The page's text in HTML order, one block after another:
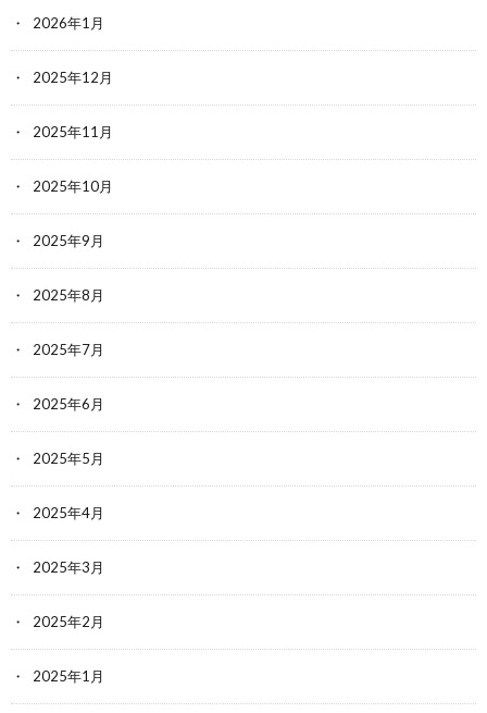
2026年1月
2025年12月
2025年11月
2025年10月
2025年9月
2025年8月
2025年7月
2025年6月
2025年5月
2025年4月
2025年3月
2025年2月
2025年1月